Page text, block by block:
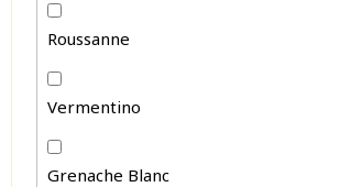
Roussanne
Vermentino
Grenache Blanc